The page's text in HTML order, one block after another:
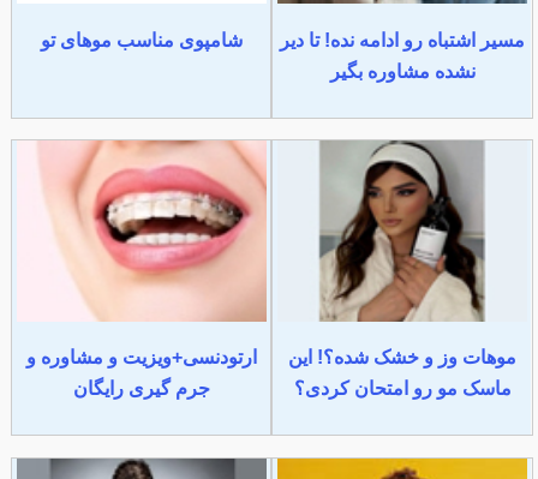
مسیر اشتباه رو ادامه نده! تا دیر
نشده مشاوره بگیر
شامپوی مناسب موهای تو
موهات وز و خشک شده؟! این
ماسک مو رو امتحان کردی؟
ارتودنسی+ویزیت و مشاوره و
جرم گیری رایگان